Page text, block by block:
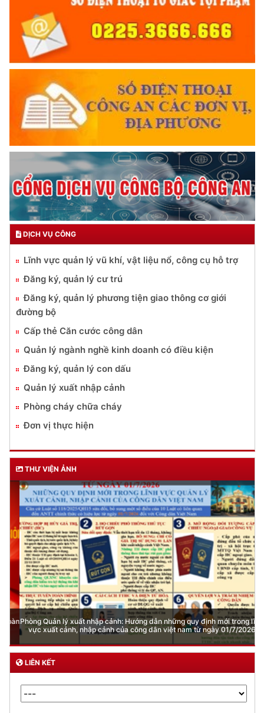
DỊCH VỤ CÔNG
Lĩnh vực quản lý vũ khí, vật liệu nổ, công cụ hỗ trợ
Đăng ký, quản lý cư trú
Đăng ký, quản lý phương tiện giao thông cơ giới
đường bộ
Cấp thẻ Căn cước công dân
Quản lý ngành nghề kinh doanh có điều kiện
Đăng ký, quản lý con dấu
Quản lý xuất nhập cảnh
Phòng cháy chữa cháy
Đơn vị thực hiện
THƯ VIỆN ẢNH
Phòng Quản lý xuất nhập cảnh: Hướng dẫn những quy định mới trong lĩnh
vực xuất cảnh, nhập cảnh của công dân việt nam từ ngày 01/7/2026
LIÊN KẾT